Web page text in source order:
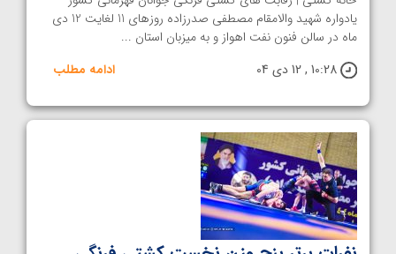
یادواره شهید والامقام مصطفی صدرزاده روزهای 11 لغایت 12 دی
ماه در سالن فنون نفت اهواز و به میزبان استان ...
10:28 , 12 دی 04
ادامه مطلب